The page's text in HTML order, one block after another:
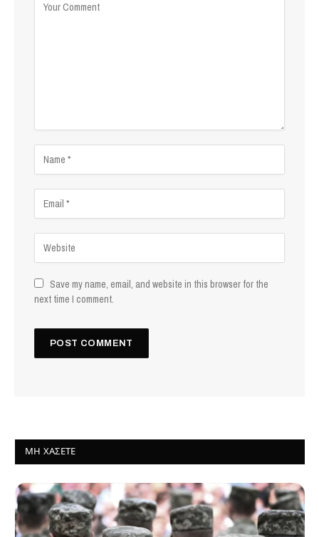
Save my name, email, and website in this browser for the
next time I comment.
ΜΗ ΧΆΣΕΤΕ